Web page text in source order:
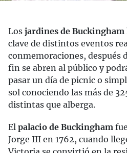
Los jardines de Buckingham
clave de distintos eventos
conmemoraciones, después
fin se abren al público y
pasar un día de picnic o
sol conociendo las más de
distintas que alberga.
El palacio de Buckingham
Jorge III en 1762, cuando